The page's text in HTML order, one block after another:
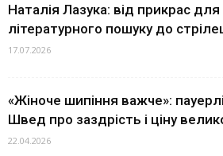
Наталія Лазука: від прикрас для
літературного пошуку до
17.07.2026
«Жіноче шипіння важче»:
Швед про заздрість і ціну
22.04.2026